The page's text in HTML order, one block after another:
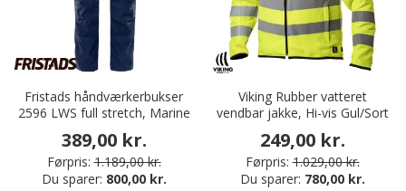
Fristads håndværkerbukser
2596 LWS full stretch, Marine
389,00 kr.
Førpris: 1.189,00 kr.
Du sparer: 800,00 kr.
Viking Rubber vatteret
vendbar jakke, Hi-vis Gul/Sort
249,00 kr.
Førpris: 1.029,00 kr.
Du sparer: 780,00 kr.